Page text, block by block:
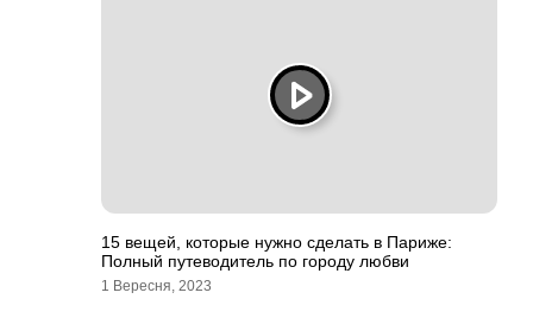
15 вещей, которые нужно сделать в Париже:
Полный путеводитель по городу любви
1 Вересня, 2023